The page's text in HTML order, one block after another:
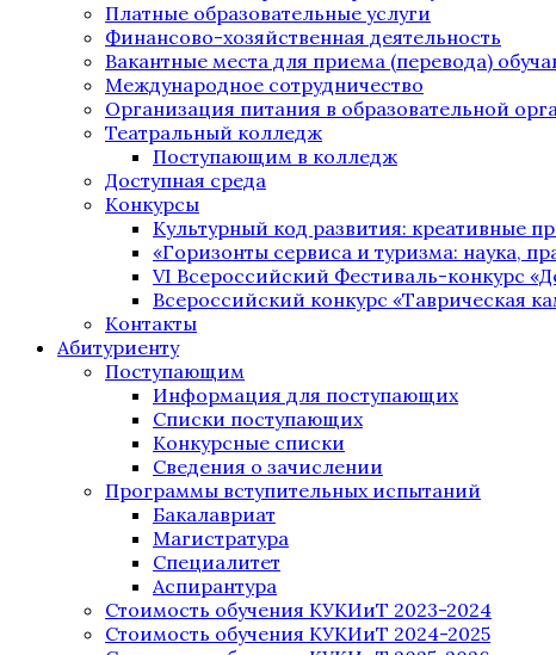
Платные образовательные услуги
Финансово-хозяйственная деятельность
Вакантные места для приема (перевода)
Международное сотрудничество
Организация питания в образовательной
Театральный колледж
Поступающим в колледж
Доступная среда
Конкурсы
Культурный код развития: креативные
«Горизонты сервиса и туризма: наука,
VI Всероссийский Фестиваль-конкурс
Всероссийский конкурс «Таврическая
Контакты
Абитуриенту
Поступающим
Информация для поступающих
Списки поступающих
Конкурсные списки
Сведения о зачислении
Программы вступительных испытаний
Бакалавриат
Магистратура
Специалитет
Аспирантура
Стоимость обучения КУКИиТ 2023-2024
Стоимость обучения КУКИиТ 2024-2025